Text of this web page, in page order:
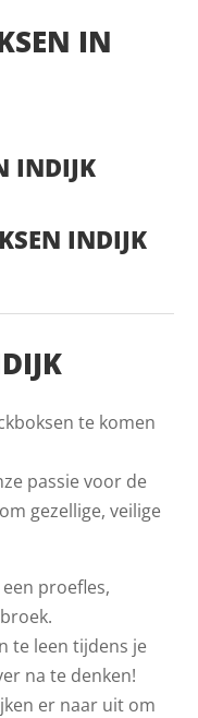
IN
INDIJK
INDIJK
te komen
passie voor de
gezellige, veilige
proefles,
te leen tijdens je
na te denken!
er naar uit om